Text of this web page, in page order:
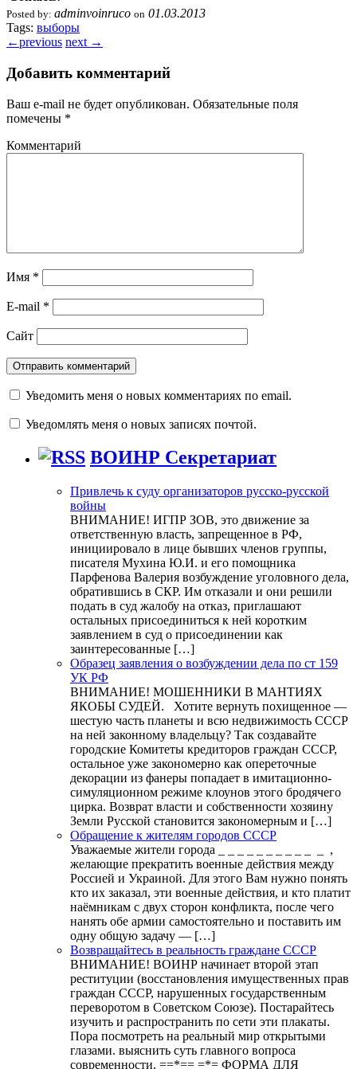
Posted by: adminvoinruco on 01.03.2013
Tags: выборы
←previous next →
Добавить комментарий
Ваш e-mail не будет опубликован. Обязательные поля
помечены *
Комментарий
Имя *
E-mail *
Сайт
Уведомить меня о новых комментариях по email.
Уведомлять меня о новых записях почтой.
ВОИНР Секретариат
Привлечь к суду организаторов русско-русской
войны
ВНИМАНИЕ! ИГПР ЗОВ, это движение за
ответственную власть, запрещенное в РФ,
инициировало в лице бывших членов группы,
писателя Мухина Ю.И. и его помощника
Парфенова Валерия возбуждение уголовного дела,
обратившись в СКР. Им отказали и они решили
подать в суд жалобу на отказ, приглашают
остальных присоединиться к ней коротким
заявлением в суд о присоединении как
заинтересованные […]
Образец заявления о возбуждении дела по ст 159
УК РФ
ВНИМАНИЕ! МОШЕННИКИ В МАНТИЯХ
ЯКОБЫ СУДЕЙ. Хотите вернуть похищенное —
шестую часть планеты и всю недвижимость СССР
на ней законному владельцу? Так создавайте
городские Комитеты кредиторов граждан СССР,
остальное уже закономерно как опереточные
декорации из фанеры попадает в имитационно-
симуляционном режиме клоунов этого бродячего
цирка. Возврат власти и собственности хозяину
Земли Русской становится закономерным и […]
Обращение к жителям городов СССР
Уважаемые жители города _ _ _ _ _ _ _ _ _ _ _ ,
желающие прекратить военные действия между
Россией и Украиной. Для этого Вам нужно понять
кто их заказал, эти военные действия, и кто платит
наёмникам с двух сторон конфликта, после чего
нанять обе армии самостоятельно и поставить им
одну общую задачу — […]
Возвращайтесь в реальность граждане СССР
ВНИМАНИЕ! ВОИНР начинает второй этап
реституции (восстановления имущественных прав
граждан СССР, нарушенных государственным
переворотом в Советском Союзе). Постарайтесь
изучить и распространить по сети эти плакаты.
Пора посмотреть на реальный мир открытыми
глазами. выяснить суть главного вопроса
современности. ==*== =*= ФОРМА ДЛЯ